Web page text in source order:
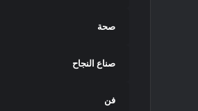
صحة
صناع النجاح
فن